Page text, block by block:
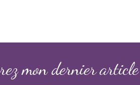
mon dernier